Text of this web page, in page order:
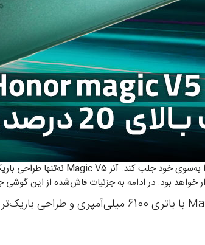
خواهد بود. در ادامه به جزئیات فاش‌شده از این گوشی